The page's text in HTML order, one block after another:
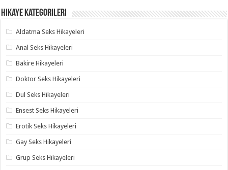
Hikaye Kategorileri
Aldatma Seks Hikayeleri
Anal Seks Hikayeleri
Bakire Hikayeleri
Doktor Seks Hikayeleri
Dul Seks Hikayeleri
Ensest Seks Hikayeleri
Erotik Seks Hikayeleri
Gay Seks Hikayeleri
Grup Seks Hikayeleri